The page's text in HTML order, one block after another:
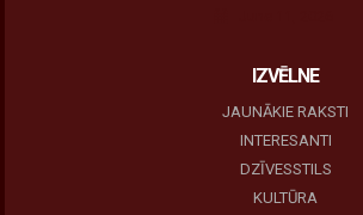
IZVĒLNE
JAUNĀKIE RAKSTI
INTERESANTI
DZĪVESSTILS
KULTŪRA